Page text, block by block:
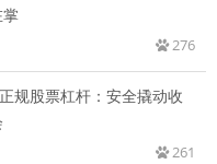
276
规股票杠杆：安全撬动收
261